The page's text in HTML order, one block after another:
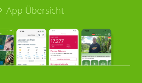
App Übersicht